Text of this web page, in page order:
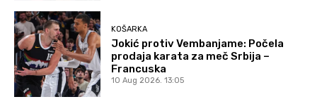
KOŠARKA
Jokić protiv Vembanjame: Počela
prodaja karata za meč Srbija –
Francuska
10 Aug 2026. 13:05